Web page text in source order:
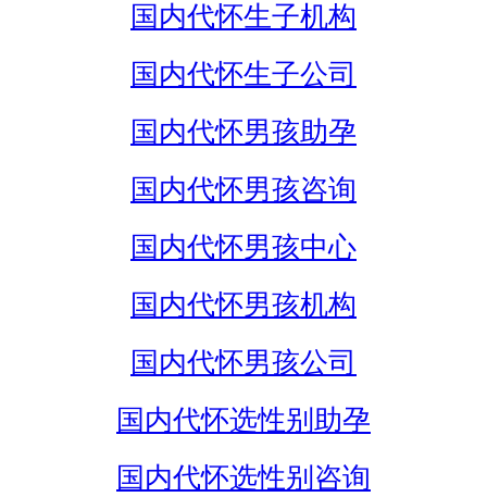
国内代怀生子机构
国内代怀生子公司
国内代怀男孩助孕
国内代怀男孩咨询
国内代怀男孩中心
国内代怀男孩机构
国内代怀男孩公司
国内代怀选性别助孕
国内代怀选性别咨询